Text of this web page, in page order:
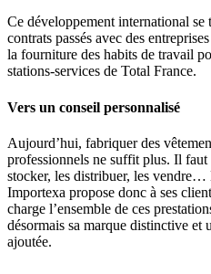
Ce développement international se
contrats passés avec des
la fourniture des habits de travail
stations-services de Total France.
Vers un conseil personnalisé
Aujourd’hui, fabriquer des
professionnels ne suffit plus. Il faut
stocker, les distribuer, les vendre…
Importexa propose donc à ses
charge l’ensemble de ces
désormais sa marque distinctive et
ajoutée.